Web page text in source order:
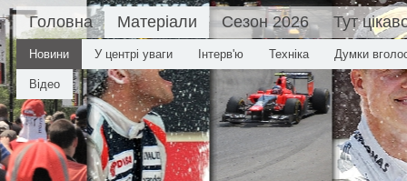
Головна Матеріали
Новини У центрі уваги Інтерв'ю Техніка Думки
Відео
Сезон 2026 Тут